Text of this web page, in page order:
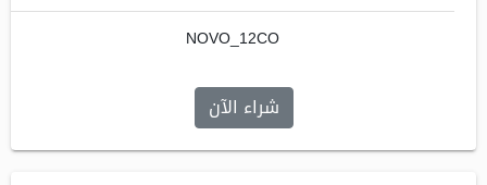
NOVO_12CO
شراء الآن